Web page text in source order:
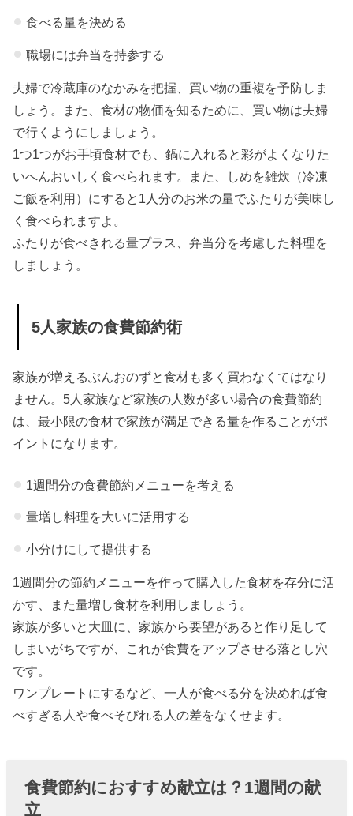
食べる量を決める
職場には弁当を持参する
夫婦で冷蔵庫のなかみを把握、買い物の重複を予防しま
しょう。また、食材の物価を知るために、買い物は夫婦
で行くようにしましょう。
1つ1つがお手頃食材でも、鍋に入れると彩がよくなりた
いへんおいしく食べられます。また、しめを雑炊（冷凍
ご飯を利用）にすると1人分のお米の量でふたりが美味し
く食べられますよ。
ふたりが食べきれる量プラス、弁当分を考慮した料理を
しましょう。
5人家族の食費節約術
家族が増えるぶんおのずと食材も多く買わなくてはなり
ません。5人家族など家族の人数が多い場合の食費節約
は、最小限の食材で家族が満足できる量を作ることがポ
イントになります。
1週間分の食費節約メニューを考える
量増し料理を大いに活用する
小分けにして提供する
1週間分の節約メニューを作って購入した食材を存分に活
かす、また量増し食材を利用しましょう。
家族が多いと大皿に、家族から要望があると作り足して
しまいがちですが、これが食費をアップさせる落とし穴
です。
ワンプレートにするなど、一人が食べる分を決めれば食
べすぎる人や食べそびれる人の差をなくせます。
食費節約におすすめ献立は？1週間の献
立